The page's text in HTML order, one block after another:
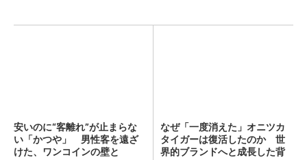
安いのに“客離れ”が止まらな
い「かつや」 男性客を遠ざ
けた、ワンコインの壁と
なぜ「一度消えた」オニツカ
タイガーは復活したのか 世
界的ブランドへと成長した背